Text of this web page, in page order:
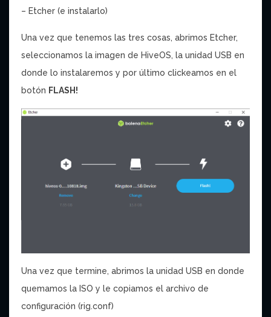
– Etcher (e instalarlo)
Una vez que tenemos las tres cosas, abrimos Etcher,
seleccionamos la imagen de HiveOS, la unidad USB en
donde lo instalaremos y por último clickeamos en el
botón FLASH!
Una vez que termine, abrimos la unidad USB en donde
quemamos la ISO y le copiamos el archivo de
configuración (rig.conf)